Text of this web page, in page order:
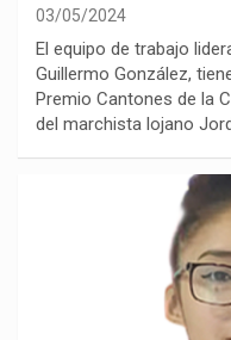
03/05/2024
El equipo de trabajo
Guillermo González,
Premio Cantones de la
del marchista lojano